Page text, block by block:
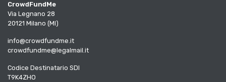
CrowdFundMe
Via Legnano 28
20121 Milano (MI)
info@crowdfundme.it
crowdfundme@legalmail.it
Codice Destinatario SDI
T9K4ZHO